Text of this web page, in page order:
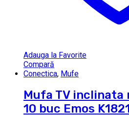
Adauga la Favorite
Compară
Conectica, Mufe
Mufa TV inclinata
10 buc Emos